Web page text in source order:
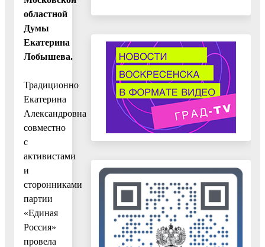
областной
Думы
Екатерина
Лобышева.
Традиционно
Екатерина
Александровна
совместно
с
активистами
и
сторонниками
партии
«Единая
Россия»
провела